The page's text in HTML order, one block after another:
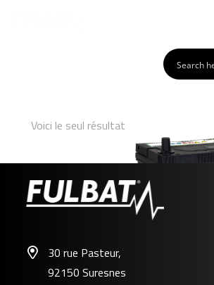
Voici le seul résultat
30 rue Pasteur,
92150 Suresnes